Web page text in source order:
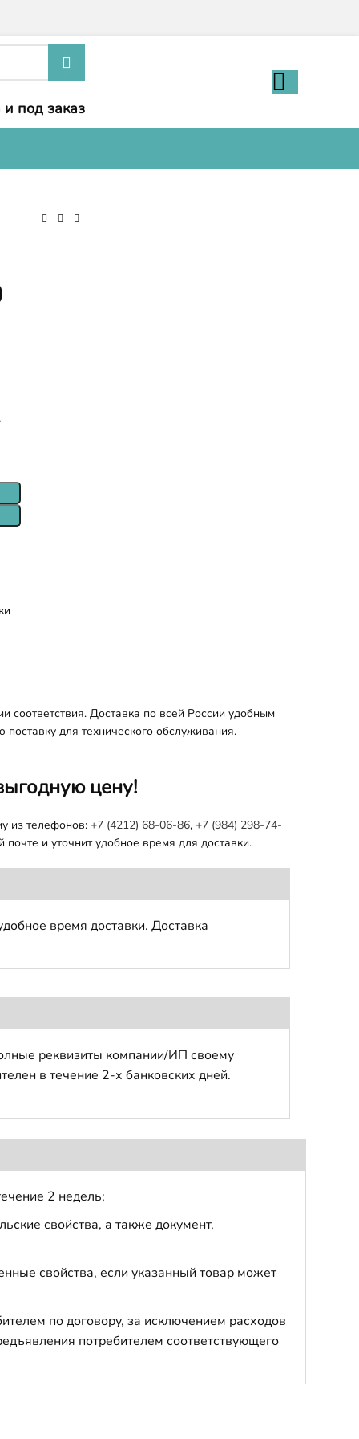
под заказ
соответствия. Доставка по всей России удобным
для технического обслуживания.
цену!
из телефонов: +7 (4212) 68-06-86, +7 (984) 298-74-
и уточнит удобное время для доставки.
время доставки. Доставка
реквизиты компании/ИП своему
в течение 2-х банковских дней.
2 недель;
свойства, а также документ,
свойства, если указанный товар может
по договору, за исключением расходов
потребителем соответствующего